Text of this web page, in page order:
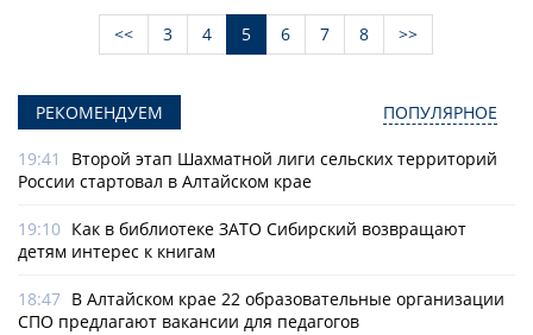
<< 3 4 5 6 7 8 >>
РЕКОМЕНДУЕМ ПОПУЛЯРНОЕ
19:41
Второй этап Шахматной лиги сельских территорий
России стартовал в Алтайском крае
19:10 Как в библиотеке ЗАТО Сибирский возвращают
детям интерес к книгам
18:47 В Алтайском крае 22 образовательные организации
СПО предлагают вакансии для педагогов